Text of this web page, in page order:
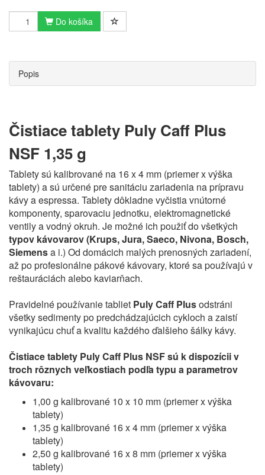
Do košíka
Popis
Čistiace tablety Puly Caff Plus
NSF 1,35 g
Tablety sú kalibrované na 16 x 4 mm (priemer x výška
tablety) a sú určené pre sanitáciu zariadenia na prípravu
kávy a espressa. Tablety dôkladne vyčistia vnútorné
komponenty, sparovaciu jednotku, elektromagnetické
ventily a vodný okruh. Je možné ich použiť do všetkých
typov kávovarov (Krups, Jura, Saeco, Nivona, Bosch,
Siemensa i.) Od domácich malých prenosných zariadení,
až po profesionálne pákové kávovary, ktoré sa používajú v
reštauráciách alebo kaviarňach.
Pravidelné používanie tabliet Puly Caff Plusodstráni
všetky sedimenty po predchádzajúcich cykloch a zaistí
vynikajúcu chuť a kvalitu každého ďalšieho šálky kávy.
Čistiace tablety Puly Caff Plus NSF sú k dispozícii v
troch rôznych veľkostiach podľa typu a parametrov
kávovaru:
1,00 g kalibrované 10 x 10 mm (priemer x výška
tablety)
1,35 g kalibrované 16 x 4 mm (priemer x výška
tablety)
2,50 g kalibrované 16 x 8 mm (priemer x výška
tablety)